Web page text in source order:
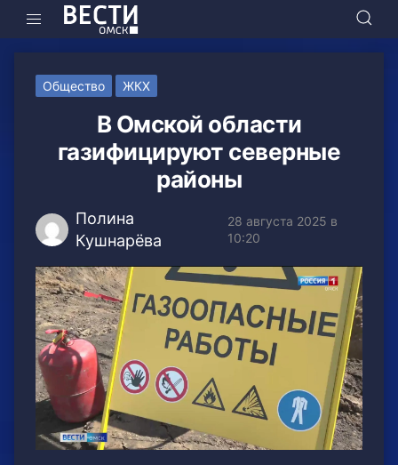
Общество ЖКХ
В Омской области
газифицируют северные
районы
Полина
Кушнарёва
28 августа 2025 в
10:20